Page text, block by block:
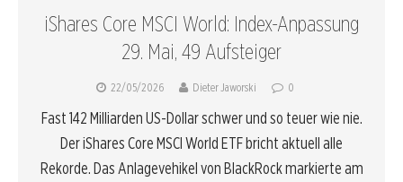
iShares Core MSCI World: Index-Anpassung
29. Mai, 49 Aufsteiger
22/05/2026 Dieter Jaworski 0
Fast 142 Milliarden US-Dollar schwer und so teuer wie nie.
Der iShares Core MSCI World ETF bricht aktuell alle
Rekorde. Das Anlagevehikel von BlackRock markierte am